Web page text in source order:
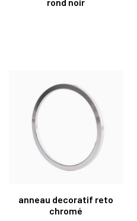
anneau decoratif reto
chromé